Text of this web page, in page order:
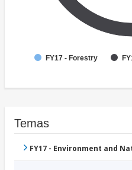
FY17 - Forestry
Temas
FY17 - Environment and